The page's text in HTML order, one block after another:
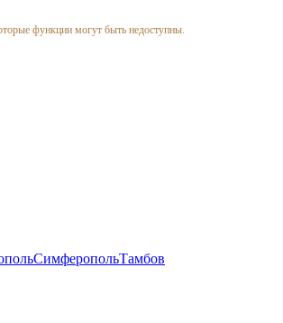
функции могут быть недоступны.
СимферопольТамбов